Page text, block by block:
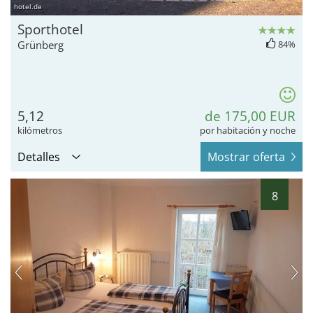
hotel.de
Sporthotel
Grünberg 84%
5,12
kilómetros
de 175,00 EUR
por habitación y noche
Detalles Mostrar oferta
8